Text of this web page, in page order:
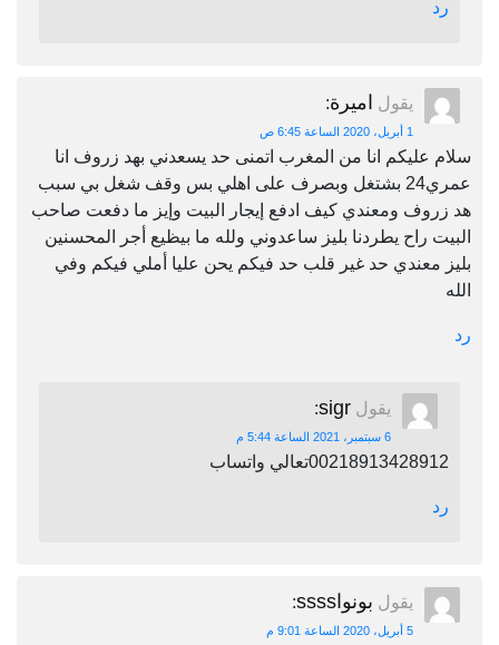
رد
يقول اميرة:
1 أبريل، 2020 الساعة 6:45 ص
سلام عليكم انا من المغرب اتمنى حد يسعدني بهد زروف انا
عمري24 بشتغل وبصرف على اهلي بس وقف شغل بي سبب
هد زروف ومعندي كيف ادفع إيجار البيت وإيز ما دفعت صاحب
البيت راح يطردنا بليز ساعدوني ولله ما بيظيع أجر المحسنين
بليز معندي حد غير قلب حد فيكم يحن عليا أملي فيكم وفي
الله
رد
يقول sigr
:
6 سبتمبر، 2021 الساعة 5:44 م
00218913428912تعالي واتساب
رد
يقول بونواssss :
5 أبريل، 2020 الساعة 9:01 م